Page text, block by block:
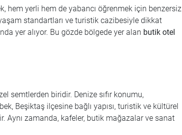
hem yerli hem de yabancı öğrenmek için benzersiz
standartları ve turistik cazibesiyle dikkat
yer alıyor. Bu gözde bölgede yer alan butik otel
semtlerden biridir. Denize sıfır konumu,
Beşiktaş ilçesine bağlı yapısı, turistik ve kültürel
Aynı zamanda, kafeler, butik mağazalar ve sanat